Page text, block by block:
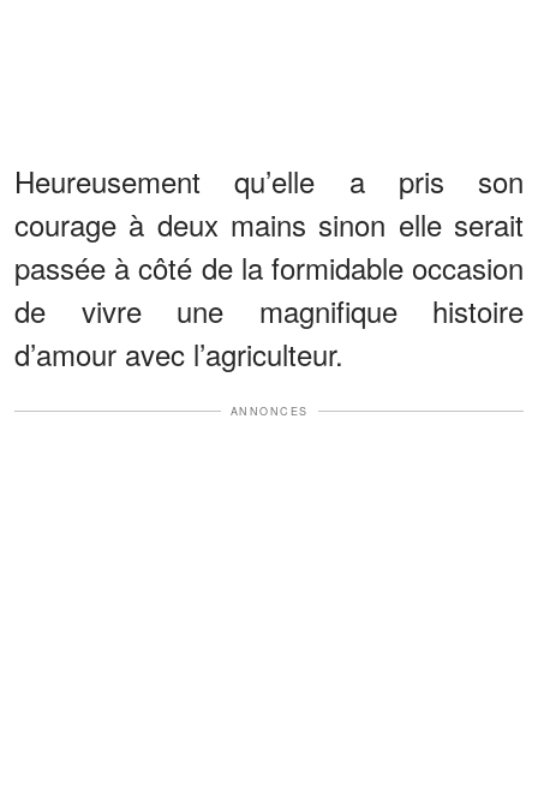
Heureusement qu’elle a pris son
courage à deux mains sinon elle serait
passée à côté de la formidable occasion
de vivre une magnifique histoire
d’amour avec l’agriculteur.
ANNONCES